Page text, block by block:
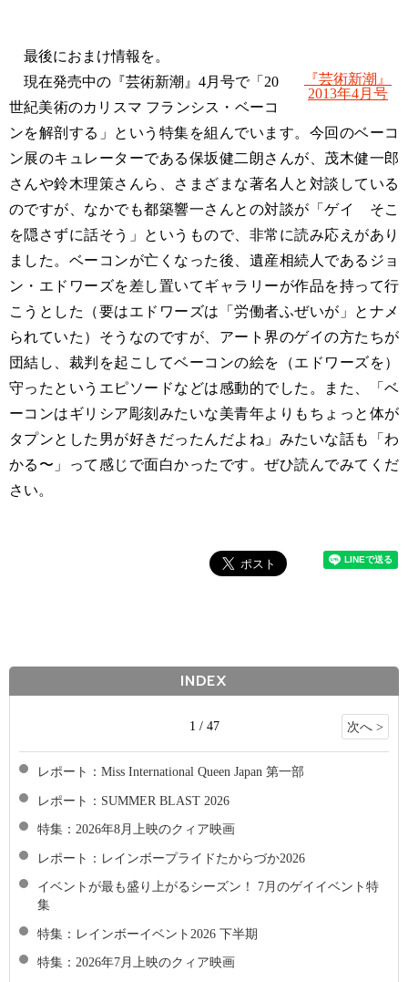
『芸術新潮』
2013年4月号
最後におまけ情報を。
現在発売中の『芸術新潮』4月号で「20
世紀美術のカリスマ フランシス・ベーコ
ンを解剖する」という特集を組んでいます。今回のベーコ
ン展のキュレーターである保坂健二朗さんが、茂木健一郎
さんや鈴木理策さんら、さまざまな著名人と対談している
のですが、なかでも都築響一さんとの対談が「ゲイ そこ
を隠さずに話そう」というもので、非常に読み応えがあり
ました。ベーコンが亡くなった後、遺産相続人であるジョ
ン・エドワーズを差し置いてギャラリーが作品を持って行
こうとした（要はエドワーズは「労働者ふぜいが」とナメ
られていた）そうなのですが、アート界のゲイの方たちが
団結し、裁判を起こしてベーコンの絵を（エドワーズを）
守ったというエピソードなどは感動的でした。また、「ベ
ーコンはギリシア彫刻みたいな美青年よりもちょっと体が
タプンとした男が好きだったんだよね」みたいな話も「わ
かる〜」って感じで面白かったです。ぜひ読んでみてくだ
さい。
INDEX
1 / 47 次へ >
レポート：Miss International Queen Japan 第一部
レポート：SUMMER BLAST 2026
特集：2026年8月上映のクィア映画
レポート：レインボープライドたからづか2026
イベントが最も盛り上がるシーズン！ 7月のゲイイベント特
集
特集：レインボーイベント2026 下半期
特集：2026年7月上映のクィア映画